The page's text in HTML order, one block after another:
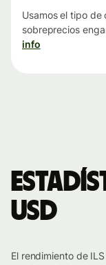
Usamos el tipo
sobreprecios
info
USD
El rendimiento de